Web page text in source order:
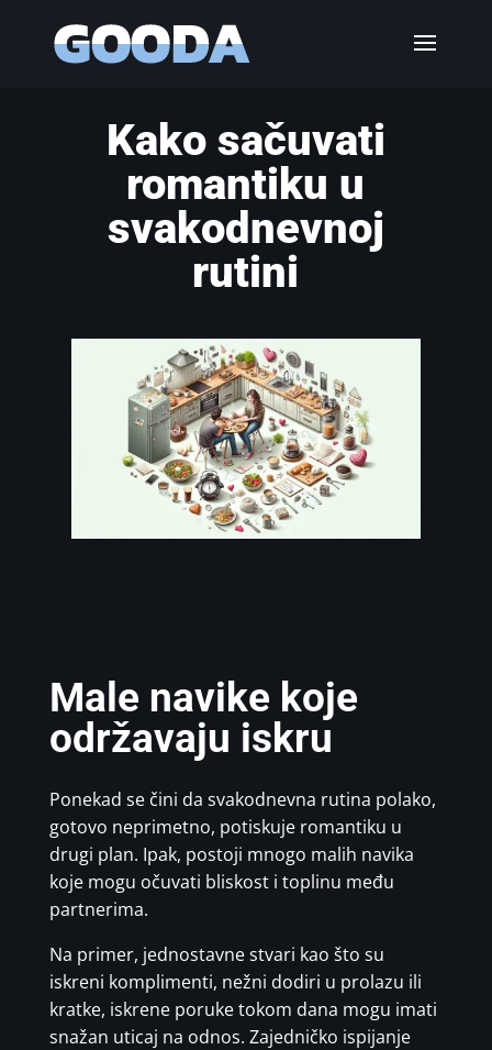
Kako sačuvati
romantiku u
svakodnevnoj
rutini
Male navike koje
održavaju iskru
Ponekad se čini da svakodnevna rutina polako,
gotovo neprimetno, potiskuje romantiku u
drugi plan. Ipak, postoji mnogo malih navika
koje mogu očuvati bliskost i toplinu među
partnerima.
Na primer, jednostavne stvari kao što su
iskreni komplimenti, nežni dodiri u prolazu ili
kratke, iskrene poruke tokom dana mogu imati
snažan uticaj na odnos. Zajedničko ispijanje